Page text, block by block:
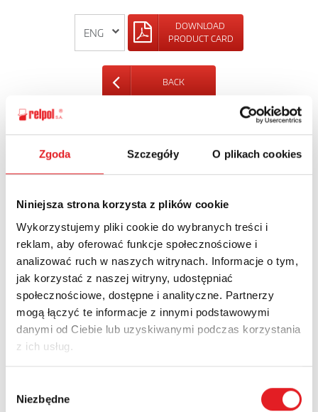
Zgoda Szczegóły O plikach cookies
Niniejsza strona korzysta z plików cookie
Wykorzystujemy pliki cookie do wybranych treści i
reklam, aby oferować funkcje społecznościowe i
analizować ruch w naszych witrynach. Informacje o tym,
jak korzystać z naszej witryny, udostępniać
społecznościowe, dostępne i analityczne. Partnerzy
mogą łączyć te informacje z innymi podstawowymi
danymi od Ciebie lub uzyskiwanymi podczas korzystania
z ich usług.
zgody
Niezbędne
DOWNLOAD
PRODUCT CARD
BACK
Name: *
Email: *
Company:
Phone: